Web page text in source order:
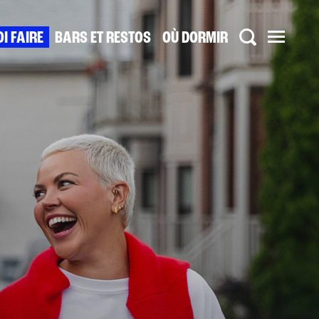
FAIRE BARS ET RESTOS OÙ DORMIR